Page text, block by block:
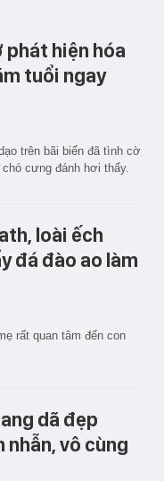
hiện hóa
tuổi ngay
trên bãi biển đã tình cờ
cưng đánh hơi thấy.
loài ếch
đá đào ao làm
rất quan tâm đến con
dã đẹp
nhẫn, vô cùng